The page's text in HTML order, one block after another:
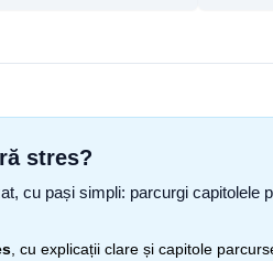
stres?
cu pași simpli: parcurgi capitolele
, cu explicații clare și capitole